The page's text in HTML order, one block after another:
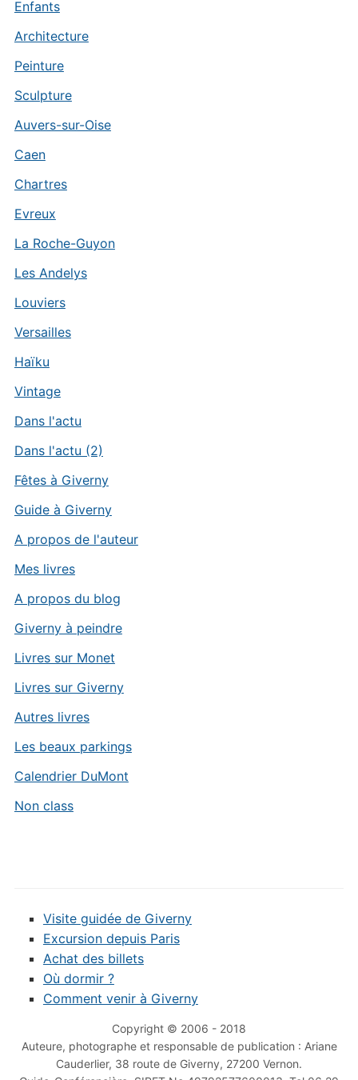
Enfants
Architecture
Peinture
Sculpture
Auvers-sur-Oise
Caen
Chartres
Evreux
La Roche-Guyon
Les Andelys
Louviers
Versailles
Haïku
Vintage
Dans l'actu
Dans l'actu (2)
Fêtes à Giverny
Guide à Giverny
A propos de l'auteur
Mes livres
A propos du blog
Giverny à peindre
Livres sur Monet
Livres sur Giverny
Autres livres
Les beaux parkings
Calendrier DuMont
Non class
Visite guidée de Giverny
Excursion depuis Paris
Achat des billets
Où dormir ?
Comment venir à Giverny
Copyright © 2006 - 2018
Auteure, photographe et responsable de publication : Ariane
Cauderlier, 38 route de Giverny, 27200 Vernon.